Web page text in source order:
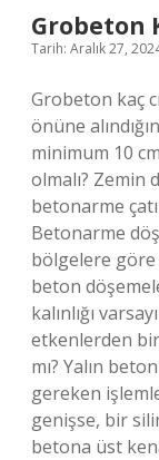
Grobeton
Tarih: Aralık 27,
Grobeton kaç
önüne
minimum 10
olmalı? Zemin
betonarme
Betonarme
bölgelere göre
beton
kalınlığı
etkenlerden
mı? Yalın
gereken
genişse, bir
betona üst